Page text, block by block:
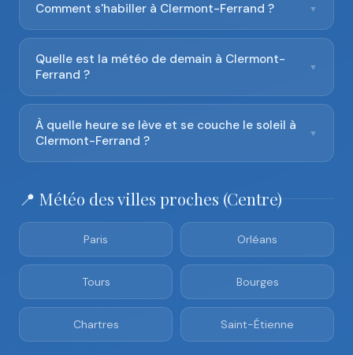
Comment s'habiller à Clermont-Ferrand ? ▼
Quelle est la météo de demain à Clermont-
Ferrand ?
▼
À quelle heure se lève et se couche le soleil à
Clermont-Ferrand ?
▼
📍 Météo des villes proches (Centre)
Paris Orléans
Tours Bourges
Chartres Saint-Étienne